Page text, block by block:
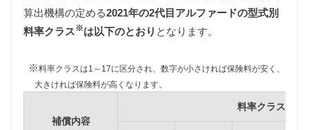
自動車税は排気量によって異なります。
ANH20W/ANH25W/ATH20W型アルファードは2000〜
型アルファードは3000〜3500ccの課税クラスに該当
します。
また、環境負荷の観点から新車登録後13年が経過し
た2代目アルファードの自動車税は約15%増額されま
すが、維持費は標準税額をもとに算出しています。
算出機構の定める2021年の2代目アルファードの型式別
料率クラス※は以下のとおり となります。
※料率クラスは1～17に区分され、数字が小さければ保険料が安く、
大きければ保険料が高くなります。
補償内容
料率クラス